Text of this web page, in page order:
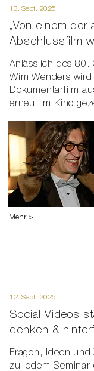
13. Sept. 2025
„Von einem der
Abschlussfilm
Anlässlich des 80.
Wim Wenders wird
Dokumentarfilm
erneut im Kino
Mehr >
12. Sept. 2025
Social Videos
denken &
Fragen, Ideen und
zu jedem Seminar